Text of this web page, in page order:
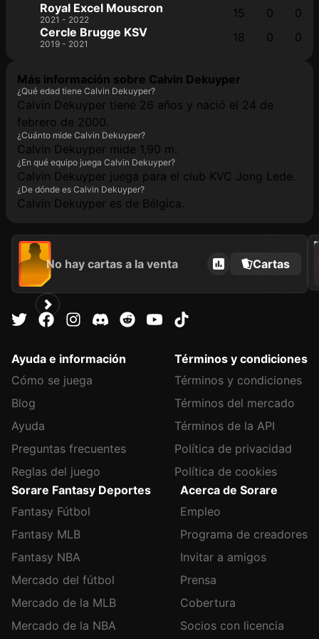
Royal Excel Mouscron
2021 - 2022 15 0
0
Cercle Brugge KSV
2019 - 2021 18 0 0
Más información sobre Calvin Dekuyper
¿Qué edad tiene Calvin Dekuyper?
Calvin Dekuyper tiene 26 años y nació el 24 de
febrero de 2000.
¿Cuánto mide Calvin Dekuyper?
Calvin Dekuyper mide 1,90 m.
¿En qué equipo juega Calvin Dekuyper?
Calvin Dekuyper juega para el club KVC Jong Lede.
¿De dónde es Calvin Dekuyper?
Calvin Dekuyper es de Bélgica.
No hay cartas a la venta Cartas
2020
Ayuda e información
Cómo se juega
Blog
Ayuda
Preguntas frecuentes
Reglas del juego
Términos y condiciones
Términos y condiciones
Términos del mercado
Términos de la API
Política de privacidad
Política de cookies
Sorare Fantasy Deportes
Fantasy Fútbol
Fantasy MLB
Fantasy NBA
Mercado del fútbol
Mercado de la MLB
Mercado de la NBA
Acerca de Sorare
Empleo
Programa de creadores
Invitar a amigos
Prensa
Cobertura
Socios con licencia